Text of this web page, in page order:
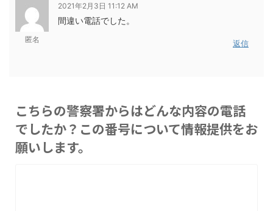
匿名
2021年2月3日 11:12 AM
間違い電話でした。
返信
こちらの警察署からはどんな内容の電話
でしたか？この番号について情報提供をお
願いします。